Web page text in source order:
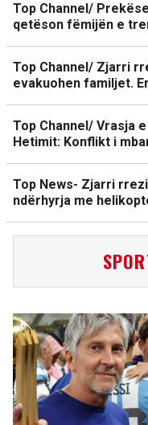
Top Channel/
qetëson fëmijën e
Top Channel/ Zjarri
evakuohen familjet.
Top Channel/ Vrasja
Hetimit: Konflikt i
Top News- Zjarri
ndërhyrja me